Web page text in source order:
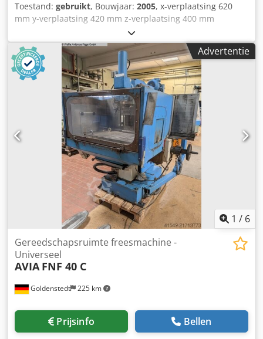
Toestand: gebruikt, Bouwjaar: 2005, x-verplaatsing 620
mm y-verplaatsing 420 mm z-verplaatsing 400 mm
Besturing Heidenhain TNC 124 Toerentalbereik spindel 50
- 4.000 tpm Aantal overbrengingsstanden 2
Aandrijfsvermogen spilmotor 6 kW Spankracht 10 kN
Handmatig zwenkbaar +/-45 ° Max. gereedschapsdiameter
125 mm Max. gereedschapsgewicht 6 kg Tafelopspanvlak
400 x 800 mm T-groeven 5x14x80 Max. tafelbelasting 400
kg Voedingssnelheid X/Y: 0 - 6.000 mm/min
Voedingssnelheid Z: 0 - 4.000 mm/min Snelgang X/Y: 6
m/min Snelgang Z: 4 m/min Totale vermogensbehoefte 11
kW Machinegewicht ca. 2 t Benodigde ruimte ca. 2,9 x 3,5 x
2,0 m inclusief Punt- en trajectbesturing Heidenhain
TNC124 Elektrische documentatie aanwezig Koelinstallatie
2 werklampen Crodpfxeylcpqo Apmjf Machineklem Diverse
gereedschapshouders Diverse gereedschappen SK40
Behuizing met 2 schuifdeuren aanwezig, foto's volgen
Advertentie
1 / 6
Goldenstedt 225 km
Gereedschapsruimte freesmachine -
Universeel
AVIA FNF 40 C
Prijsinfo Bellen